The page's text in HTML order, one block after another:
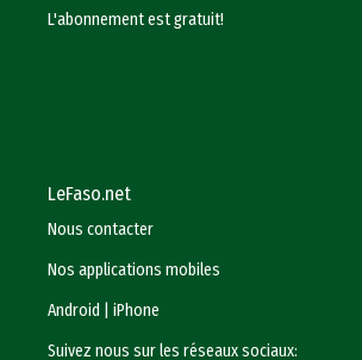
L'abonnement est gratuit!
LeFaso.net
Nous contacter
Nos applications mobiles
Android
|iPhone
Suivez nous sur les réseaux sociaux: